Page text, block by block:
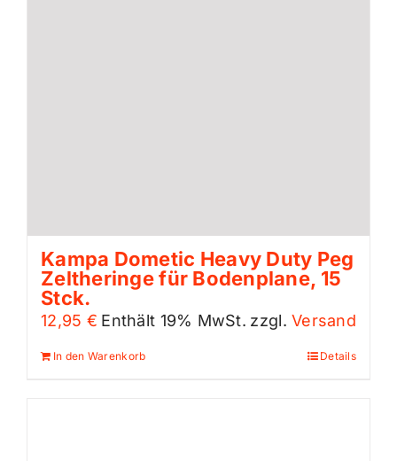
Kampa Dometic Heavy Duty Peg
Zeltheringe für Bodenplane, 15
Stck.
12,95 € Enthält 19% MwSt. zzgl.Versand
In den Warenkorb Details